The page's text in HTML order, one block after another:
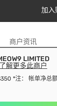
加入
商户资讯
LIMITED
了解更多此商户
*注： 帐单净总